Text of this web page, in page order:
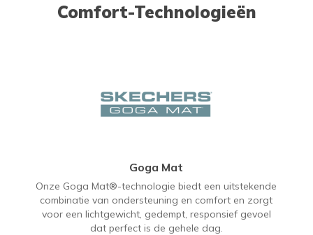
Comfort-Technologieën
Goga Mat
Onze Goga Mat®-technologie biedt een uitstekende
combinatie van ondersteuning en comfort en zorgt
voor een lichtgewicht, gedempt, responsief gevoel
dat perfect is de gehele dag.